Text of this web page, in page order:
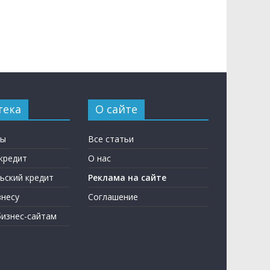
кредит
сайтам
О сайте
Все статьи
О нас
Реклама на сайте
Соглашение